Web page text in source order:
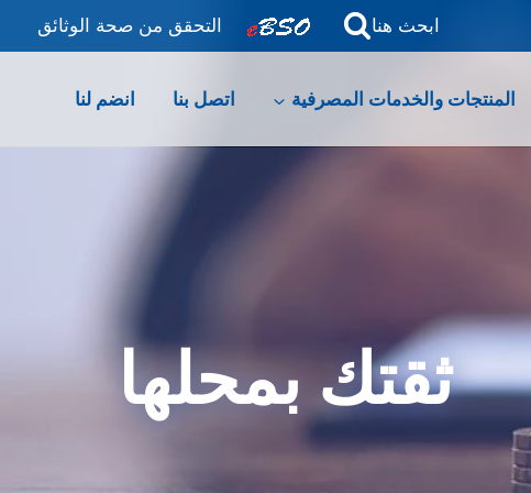
ابحث هنا التحقق من صحة الوثائق
المنتجات والخدمات المصرفية اتصل بنا انضم لنا
ثقتك بمحلها